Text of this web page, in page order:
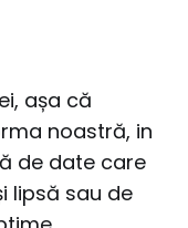
așa că
noastră, in
de date care
lipsă sau de